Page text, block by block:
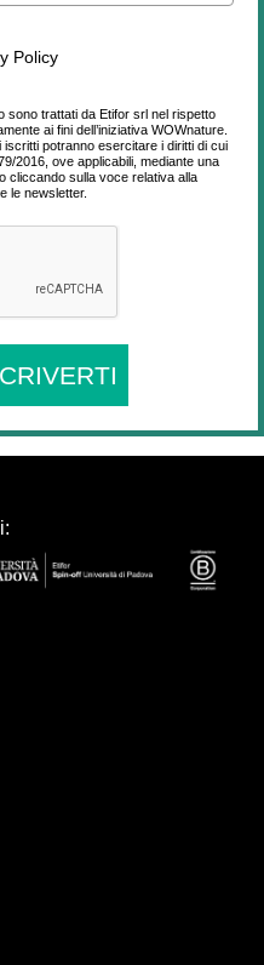
Policy
sono trattati da Etifor srl nel rispetto
ai fini dell’iniziativa WOWnature.
potranno esercitare i diritti di cui
2016, ove applicabili, mediante una
cliccando sulla voce relativa alla
le newsletter.